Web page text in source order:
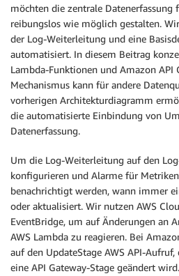
möchten die zentrale Datenerfassung
reibungslos wie möglich gestalten.
der Log-Weiterleitung und eine
automatisiert. In diesem Beitrag
Lambda-Funktionen und Amazon API
Mechanismus kann für andere
vorherigen Architekturdiagramm
die automatisierte Einbindung von
Datenerfassung.
Um die Log-Weiterleitung auf den
konfigurieren und Alarme für
benachrichtigt werden, wann immer
oder aktualisiert. Wir nutzen AWS
EventBridge, um auf Änderungen an
AWS Lambda zu reagieren. Bei
auf den UpdateStage AWS API-
eine API Gateway-Stage geändert